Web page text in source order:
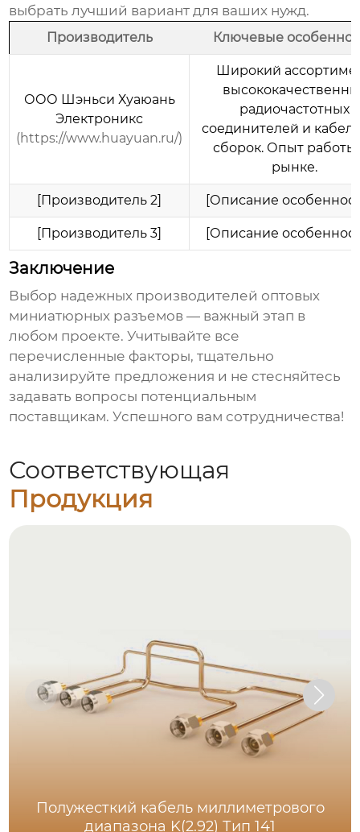
выбрать лучший вариант для ваших нужд.
Производитель Ключевые
ООО Шэньси Хуаюань
Электроникс
(https://www.huayuan.ru/)
Широкий
радиочастотных
соединителей и
сборок. Опыт работы
рынке.
[Производитель 2] [Описание
[Производитель 3] [Описание
Заключение
Выбор надежных производителей оптовых
миниатюрных разъемов — важный этап в
любом проекте. Учитывайте все
перечисленные факторы, тщательно
анализируйте предложения и не стесняйтесь
задавать вопросы потенциальным
поставщикам. Успешного вам сотрудничества!
Соответствующая
Продукция
Полужесткий кабель миллиметрового
диапазона K(2.92) Тип 141